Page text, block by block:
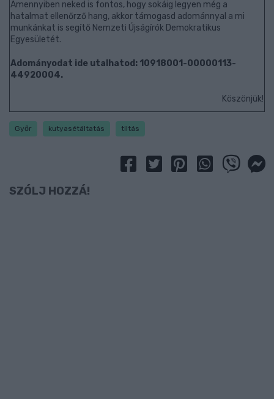
Amennyiben neked is fontos, hogy sokáig legyen még a
hatalmat ellenőrző hang, akkor támogasd adománnyal a mi
munkánkat is segítő Nemzeti Újságírók Demokratikus
Egyesületét.
Adományodat ide utalhatod: 10918001-00000113-
44920004.
Köszönjük!
Győr kutyasétáltatás tiltás
SZÓLJ HOZZÁ!